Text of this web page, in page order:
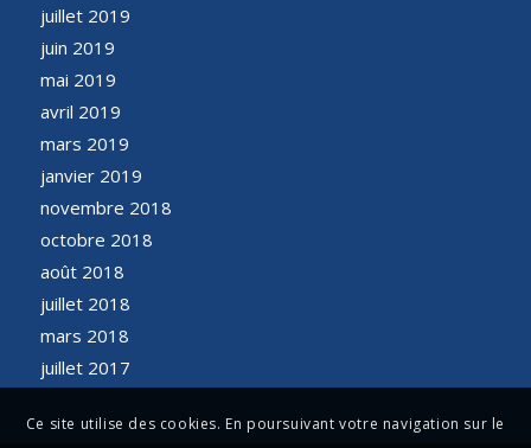
juillet 2019
juin 2019
mai 2019
avril 2019
mars 2019
janvier 2019
novembre 2018
octobre 2018
août 2018
juillet 2018
mars 2018
juillet 2017
Ce site utilise des cookies. En poursuivant votre navigation sur le